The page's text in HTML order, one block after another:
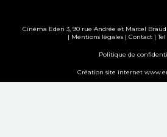
Cinéma Eden 3, 90 rue Andrée et Marcel Braud
| Mentions légales | Contact |
Politique de
Création site internet